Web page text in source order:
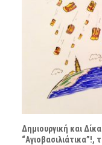
Δημιουργική και
“Αγιοβασιλιάτικα”!,